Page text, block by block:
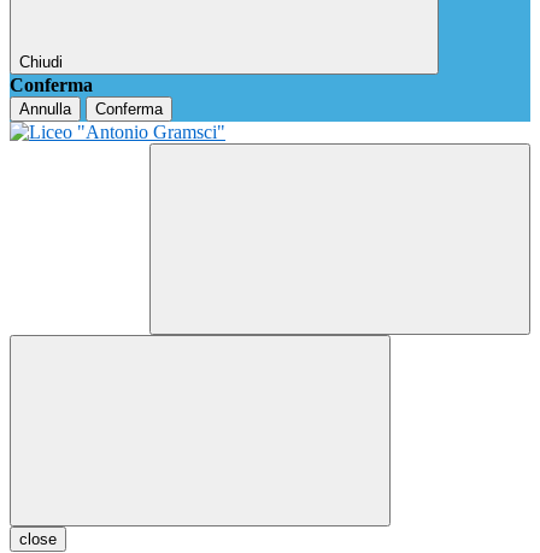
Chiudi
Conferma
Annulla Conferma
close